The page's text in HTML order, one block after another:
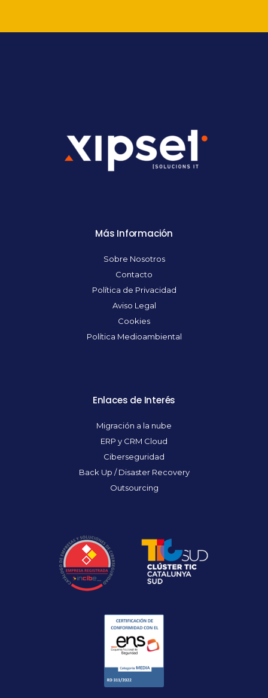
Más Información
Sobre Nosotros
Contacto
Política de Privacidad
Aviso Legal
Cookies
Política Medioambiental
Enlaces de Interés
Migración a la nube
ERP y CRM Cloud
Ciberseguridad
Back Up / Disaster Recovery
Outsourcing